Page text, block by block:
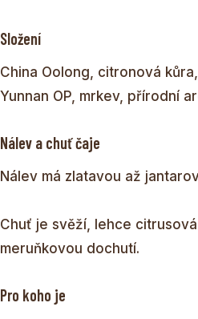
Složení
China Oolong, citronová
Yunnan OP, mrkev, přírodní
Nálev a chuť čaje
Nálev má zlatavou až
Chuť je svěží, lehce
meruňkovou dochutí.
Pro koho je